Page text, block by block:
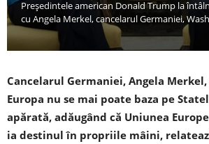
Președintele american Donald Trump la
cu Angela Merkel, cancelarul Germaniei,
Cancelarul Germaniei, Angela
Europa nu se mai poate baza pe
apărată, adăugând că Uniunea
ia destinul în propriile mâini,